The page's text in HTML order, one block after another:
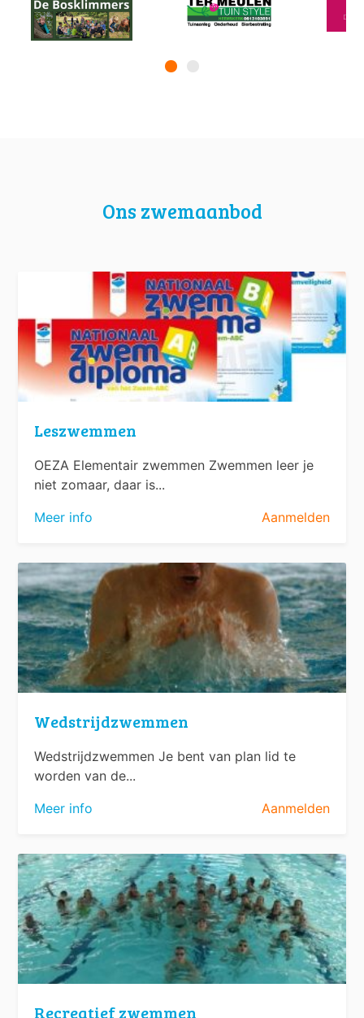
Ons zwemaanbod
Leszwemmen
OEZA Elementair zwemmen Zwemmen leer je
niet zomaar, daar is...
Meer info
Aanmelden
Wedstrijdzwemmen
Wedstrijdzwemmen Je bent van plan lid te
worden van de...
Meer info
Aanmelden
Recreatief zwemmen